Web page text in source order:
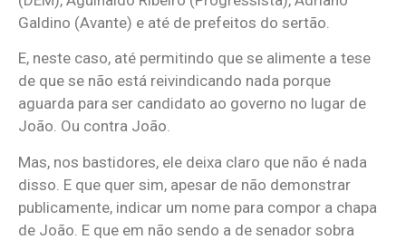
Galdino (Avante) e até de prefeitos do sertão.
E, neste caso, até permitindo que se alimente a tese
de que se não está reivindicando nada porque
aguarda para ser candidato ao governo no lugar de
João. Ou contra João.
Mas, nos bastidores, ele deixa claro que não é nada
disso. E que quer sim, apesar de não demonstrar
publicamente, indicar um nome para compor a chapa
de João. E que em não sendo a de senador sobra